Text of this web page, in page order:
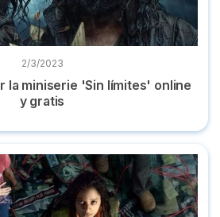
2/3/2023
la miniserie 'Sin límites' online
y gratis
completa y en castellano online